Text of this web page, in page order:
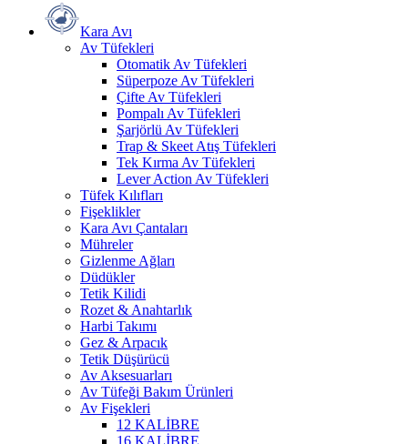
Kara Avı
Av Tüfekleri
Otomatik Av Tüfekleri
Süperpoze Av Tüfekleri
Çifte Av Tüfekleri
Pompalı Av Tüfekleri
Şarjörlü Av Tüfekleri
Trap & Skeet Atış Tüfekleri
Tek Kırma Av Tüfekleri
Lever Action Av Tüfekleri
Tüfek Kılıfları
Fişeklikler
Kara Avı Çantaları
Mühreler
Gizlenme Ağları
Düdükler
Tetik Kilidi
Rozet & Anahtarlık
Harbi Takımı
Gez & Arpacık
Tetik Düşürücü
Av Aksesuarları
Av Tüfeği Bakım Ürünleri
Av Fişekleri
12 KALİBRE
16 KALİBRE